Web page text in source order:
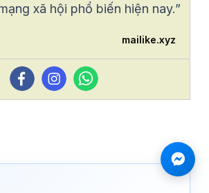
xã hội phổ biến hiện nay.”
mailike.xyz